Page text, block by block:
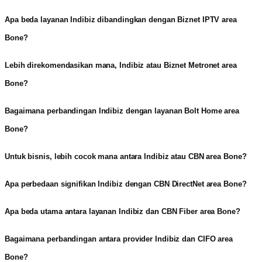
Apa beda layanan Indibiz dibandingkan dengan Biznet IPTV area
Bone?
Lebih direkomendasikan mana, Indibiz atau Biznet Metronet area
Bone?
Bagaimana perbandingan Indibiz dengan layanan Bolt Home area
Bone?
Untuk bisnis, lebih cocok mana antara Indibiz atau CBN area Bone?
Apa perbedaan signifikan Indibiz dengan CBN DirectNet area Bone?
Apa beda utama antara layanan Indibiz dan CBN Fiber area Bone?
Bagaimana perbandingan antara provider Indibiz dan CIFO area
Bone?